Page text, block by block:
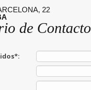
22
de Contacto